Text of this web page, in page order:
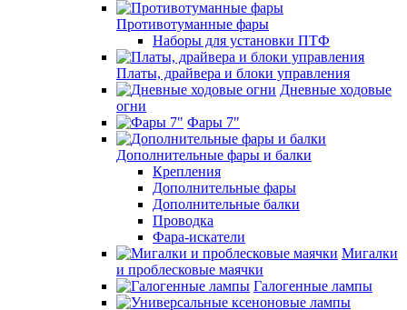
Противотуманные фары
Наборы для установки ПТФ
Платы, драйвера и блоки управления
Дневные ходовые
огни
Фары 7"
Дополнительные фары и балки
Крепления
Дополнительные фары
Дополнительные балки
Проводка
Фара-искатели
Мигалки
и проблесковые маячки
Галогенные лампы